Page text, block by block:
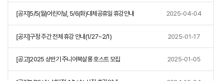
[공지]5/5(월)어린이날, 5/6(화)대체공휴일 휴강안내 2025-04-04
[공지]구정 주간 전체 휴강 안내(1/27~2/1) 2025-01-17
[공고]2025 상반기 주니어북살롱 호스트 모집 2025-01-05